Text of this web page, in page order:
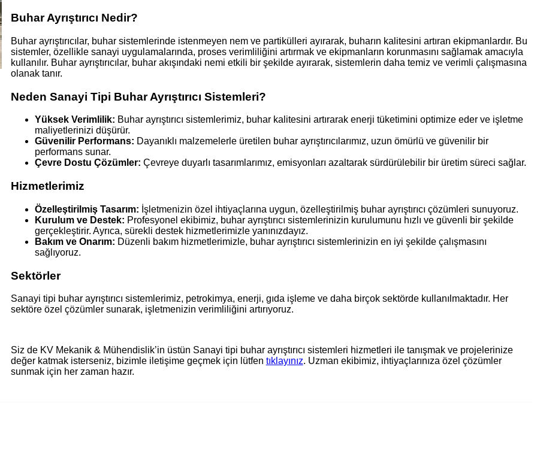
Buhar Ayrıştırıcı Nedir?
Buhar ayrıştırıcılar, buhar sistemlerinde istenmeyen nem ve partikülleri ayırarak, buharın kalitesini artıran ekipmanlardır. Bu
sistemler, özellikle sanayi uygulamalarında, proses verimliliğini artırmak ve ekipmanların korunmasını sağlamak amacıyla
kullanılır. Buhar ayrıştırıcılar, buhar akışındaki nemi etkili bir şekilde ayırarak, sistemlerin daha temiz ve verimli çalışmasına
olanak tanır.
Neden Sanayi Tipi Buhar Ayrıştırıcı Sistemleri?
Yüksek Verimlilik: Buhar ayrıştırıcı sistemlerimiz, buhar kalitesini artırarak enerji tüketimini optimize eder ve işletme
maliyetlerinizi düşürür.
Güvenilir Performans: Dayanıklı malzemelerle üretilen buhar ayrıştırıcılarımız, uzun ömürlü ve güvenilir bir
performans sunar.
Çevre Dostu Çözümler: Çevreye duyarlı tasarımlarımız, emisyonları azaltarak sürdürülebilir bir üretim süreci sağlar.
Hizmetlerimiz
Özelleştirilmiş Tasarım: İşletmenizin özel ihtiyaçlarına uygun, özelleştirilmiş buhar ayrıştırıcı çözümleri sunuyoruz.
Kurulum ve Destek: Profesyonel ekibimiz, buhar ayrıştırıcı sistemlerinizin kurulumunu hızlı ve güvenli bir şekilde
gerçekleştirir. Ayrıca, sürekli destek hizmetlerimizle yanınızdayız.
Bakım ve Onarım: Düzenli bakım hizmetlerimizle, buhar ayrıştırıcı sistemlerinizin en iyi şekilde çalışmasını
sağlıyoruz.
Sektörler
Sanayi tipi buhar ayrıştırıcı sistemlerimiz, petrokimya, enerji, gıda işleme ve daha birçok sektörde kullanılmaktadır. Her
sektöre özel çözümler sunarak, işletmenizin verimliliğini artırıyoruz.
Siz de KV Mekanik & Mühendislik’in üstün Sanayi tipi buhar ayrıştırıcı sistemleri hizmetleri ile tanışmak ve projelerinize
değer katmak isterseniz, bizimle iletişime geçmek için lütfen tıklayınız. Uzman ekibimiz, ihtiyaçlarınıza özel çözümler
sunmak için her zaman hazır.